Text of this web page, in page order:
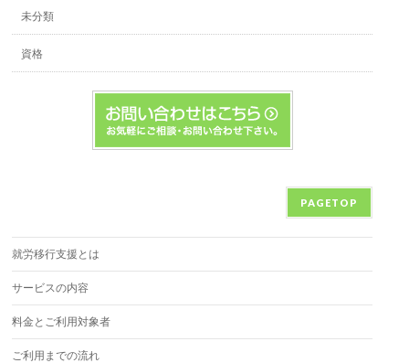
未分類
資格
PAGETOP
就労移行支援とは
サービスの内容
料金とご利用対象者
ご利用までの流れ